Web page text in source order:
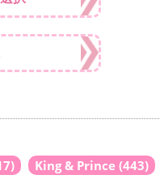
King & Prince (443)